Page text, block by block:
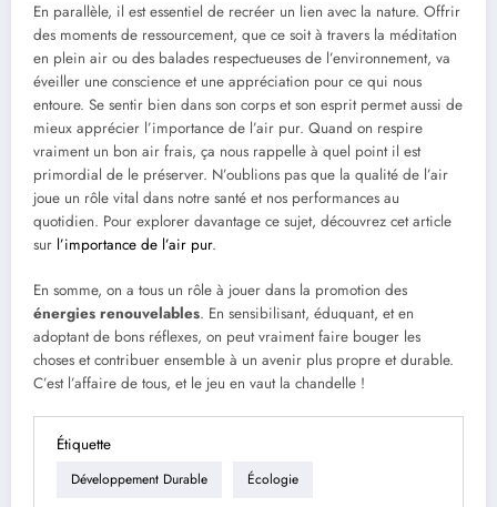
En parallèle, il est essentiel de recréer un lien avec la nature. Offrir
des moments de ressourcement, que ce soit à travers la méditation
en plein air ou des balades respectueuses de l’environnement, va
éveiller une conscience et une appréciation pour ce qui nous
entoure. Se sentir bien dans son corps et son esprit permet aussi de
mieux apprécier l’importance de l’air pur. Quand on respire
vraiment un bon air frais, ça nous rappelle à quel point il est
primordial de le préserver. N’oublions pas que la qualité de l’air
joue un rôle vital dans notre santé et nos performances au
quotidien. Pour explorer davantage ce sujet, découvrez cet article
sur l’importance de l’air pur.
En somme, on a tous un rôle à jouer dans la promotion des
énergies renouvelables. En sensibilisant, éduquant, et en
adoptant de bons réflexes, on peut vraiment faire bouger les
choses et contribuer ensemble à un avenir plus propre et durable.
C’est l’affaire de tous, et le jeu en vaut la chandelle !
Étiquette
Développement Durable Écologie